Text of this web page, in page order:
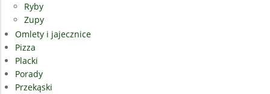
Ryby
Zupy
Omlety i jajecznice
Pizza
Placki
Porady
Przekąski